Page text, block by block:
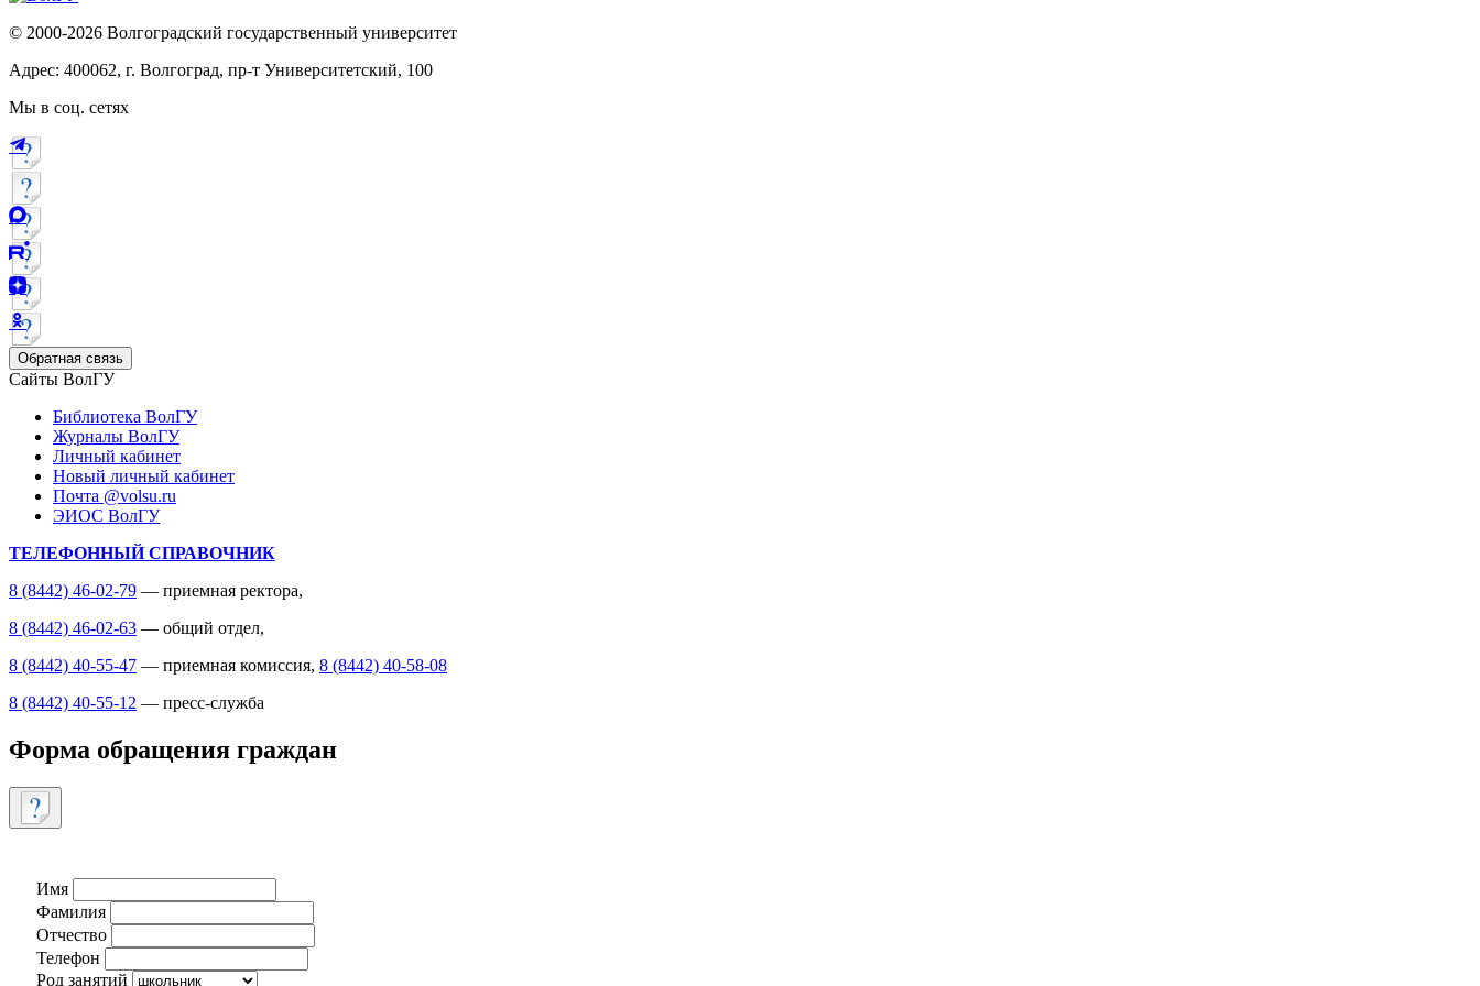
© 2000-2026 Волгоградский государственный университет
Адрес: 400062, г. Волгоград, пр-т Университетский, 100
Мы в соц. сетях
Обратная связь
Сайты ВолГУ
Библиотека ВолГУ
Журналы ВолГУ
Личный кабинет
Новый личный кабинет
Почта @volsu.ru
ЭИОС ВолГУ
ТЕЛЕФОННЫЙ СПРАВОЧНИК
8 (8442) 46-02-79 — приемная ректора,
8 (8442) 46-02-63 — общий отдел,
8 (8442) 40-55-47 — приемная комиссия, 8 (8442) 40-58-08
8 (8442) 40-55-12 — пресс-служба
Форма обращения граждан
Имя
Фамилия
Отчество
Телефон
Род занятий